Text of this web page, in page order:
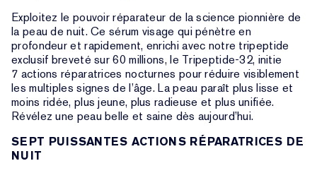
Exploitez le pouvoir réparateur de la science pionnière de
la peau de nuit. Ce sérum visage qui pénètre en
profondeur et rapidement, enrichi avec notre tripeptide
exclusif breveté sur 60 millions, le Tripeptide-32, initie
7 actions réparatrices nocturnes pour réduire visiblement
les multiples signes de l’âge. La peau paraît plus lisse et
moins ridée, plus jeune, plus radieuse et plus unifiée.
Révélez une peau belle et saine dès aujourd’hui.
SEPT PUISSANTES ACTIONS RÉPARATRICES DE
NUIT